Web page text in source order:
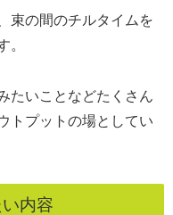
束の間のチルタイムを
。
たいことなどたくさん
トプットの場としてい
内容